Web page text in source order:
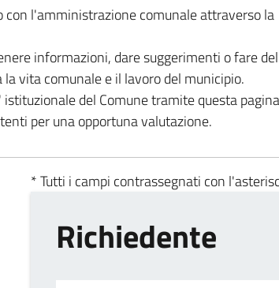
con l'amministrazione comunale attraverso la
informazioni, dare suggerimenti o fare
vita comunale e il lavoro del municipio.
del Comune tramite questa pagina
per una opportuna valutazione.
* Tutti i campi contrassegnati con
Richiedente